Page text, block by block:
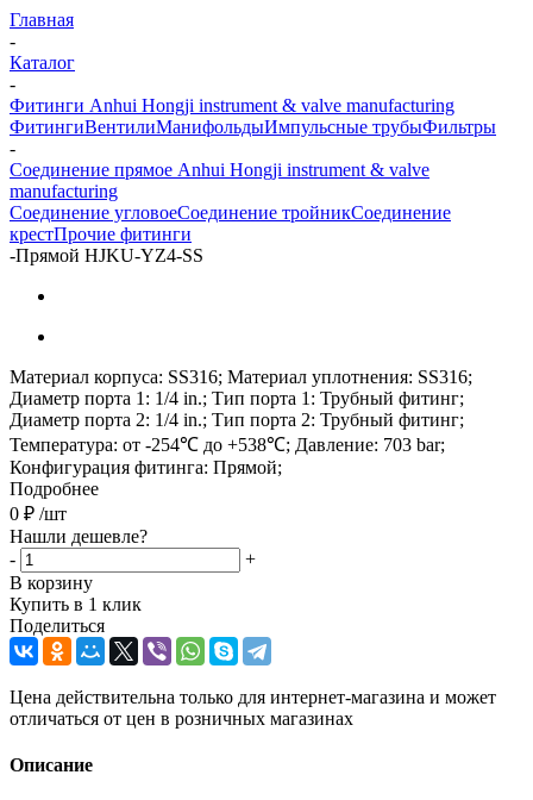
Главная
-
Каталог
-
Фитинги Anhui Hongji instrument & valve manufacturing
ФитингиВентилиМанифольдыИмпульсные трубыФильтры
-
Соединение прямое Anhui Hongji instrument & valve
manufacturing
Соединение угловоеСоединение тройникСоединение
крестПрочие фитинги
-Прямой HJKU-YZ4-SS
Материал корпуса: SS316; Материал уплотнения: SS316;
Диаметр порта 1: 1/4 in.; Тип порта 1: Трубный фитинг;
Диаметр порта 2: 1/4 in.; Тип порта 2: Трубный фитинг;
Температура: от -254℃ до +538℃; Давление: 703 bar;
Конфигурация фитинга: Прямой;
Подробнее
0 ₽ /шт
Нашли дешевле?
-
+
В корзину
Купить в 1 клик
Поделиться
Цена действительна только для интернет-магазина и может
отличаться от цен в розничных магазинах
Описание